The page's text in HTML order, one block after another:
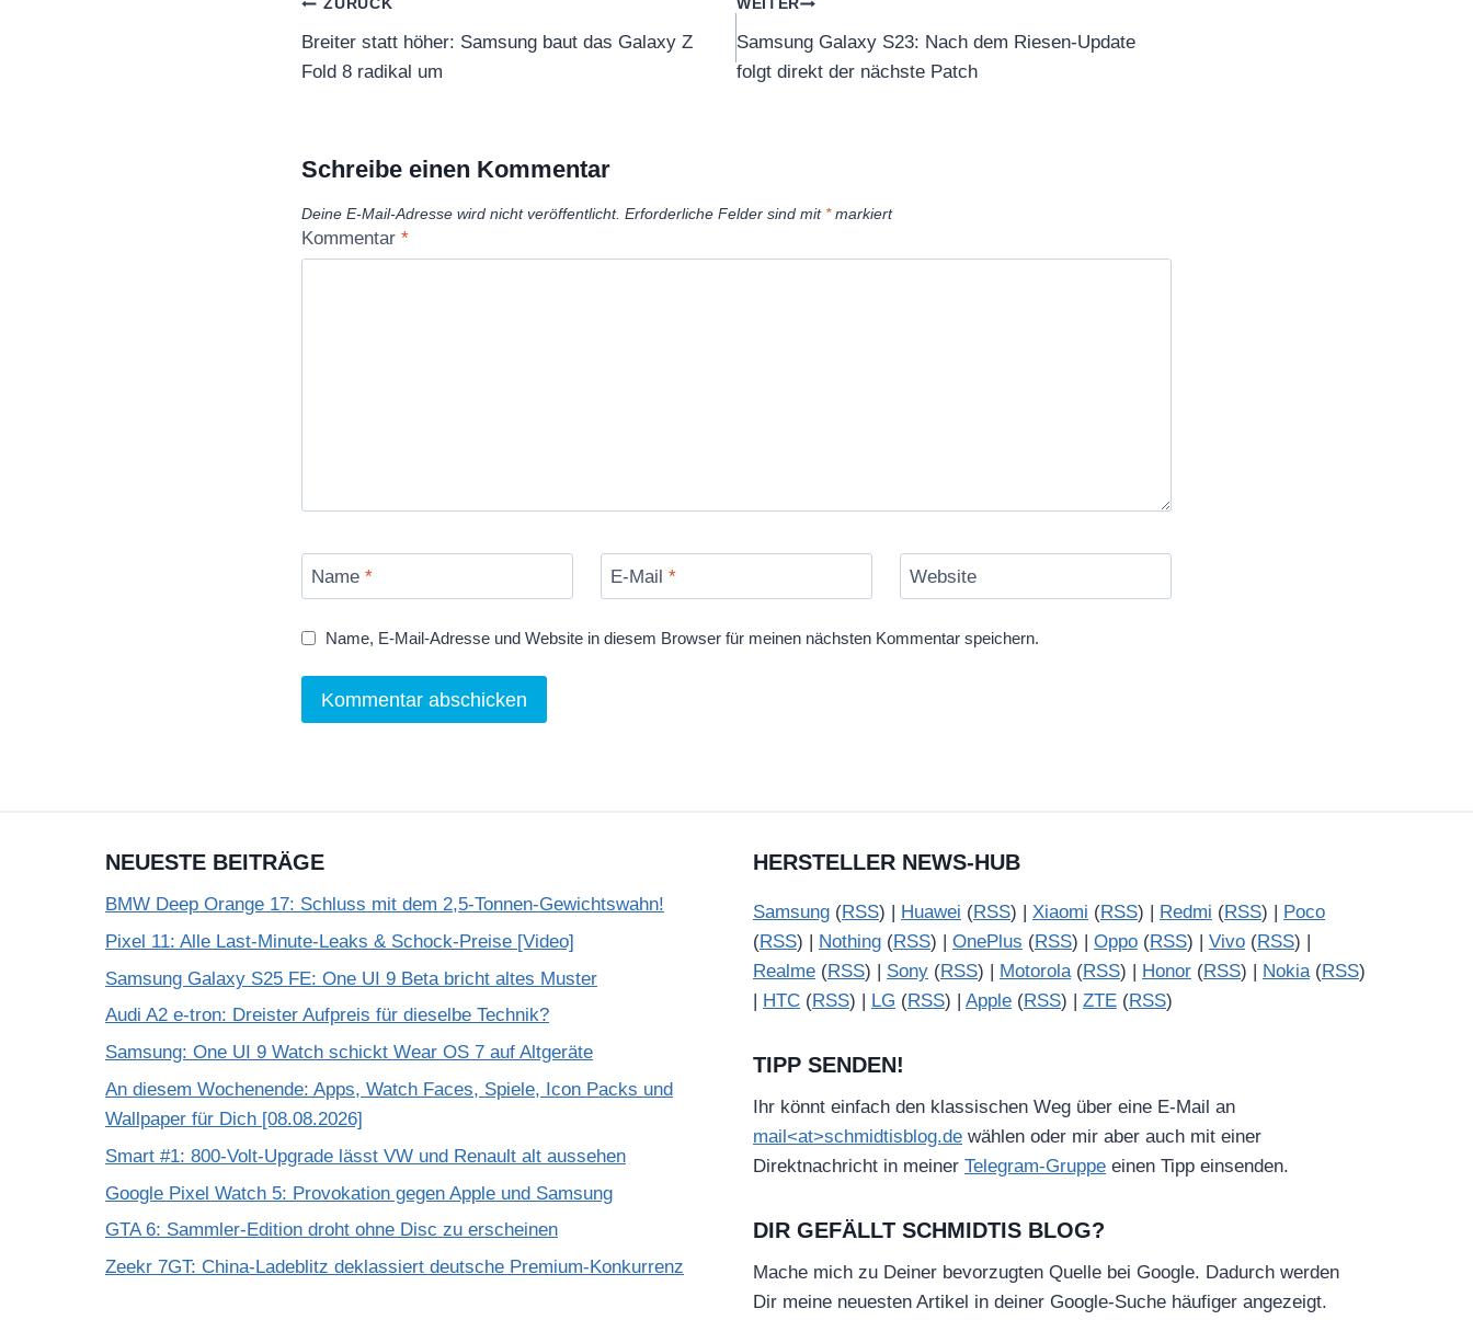
Beitragsnavigation
ZURÜCK
Breiter statt höher: Samsung baut das Galaxy Z
Fold 8 radikal um
WEITER
Samsung Galaxy S23: Nach dem Riesen-Update
folgt direkt der nächste Patch
Schreibe einen Kommentar
Deine E-Mail-Adresse wird nicht veröffentlicht. Erforderliche Felder sind mit *markiert
Kommentar *
Name * E-Mail * Website
Name, E-Mail-Adresse und Website in diesem Browser für meinen nächsten Kommentar speichern.
NEUESTE BEITRÄGE
BMW Deep Orange 17: Schluss mit dem 2,5-Tonnen-Gewichtswahn!
Pixel 11: Alle Last-Minute-Leaks & Schock-Preise [Video]
Samsung Galaxy S25 FE: One UI 9 Beta bricht altes Muster
Audi A2 e-tron: Dreister Aufpreis für dieselbe Technik?
Samsung: One UI 9 Watch schickt Wear OS 7 auf Altgeräte
An diesem Wochenende: Apps, Watch Faces, Spiele, Icon Packs und
Wallpaper für Dich [08.08.2026]
Smart #1: 800-Volt-Upgrade lässt VW und Renault alt aussehen
Google Pixel Watch 5: Provokation gegen Apple und Samsung
GTA 6: Sammler-Edition droht ohne Disc zu erscheinen
Zeekr 7GT: China-Ladeblitz deklassiert deutsche Premium-Konkurrenz
HERSTELLER NEWS-HUB
Samsung (RSS) | Huawei (RSS) | Xiaomi (RSS) | Redmi (RSS) | Poco
(RSS) | Nothing (RSS) | OnePlus (RSS) | Oppo (RSS) | Vivo (RSS) |
Realme (RSS) | Sony (RSS) | Motorola(RSS) | Honor (RSS) | Nokia(RSS)
| HTC (RSS) | LG (RSS) | Apple (RSS) | ZTE (RSS)
TIPP SENDEN!
Ihr könnt einfach den klassischen Weg über eine E-Mail an
mail<at>schmidtisblog.de wählen oder mir aber auch mit einer
Direktnachricht in meiner Telegram-Gruppe einen Tipp einsenden.
DIR GEFÄLLT SCHMIDTIS BLOG?
Mache mich zu Deiner bevorzugten Quelle bei Google. Dadurch werden
Dir meine neuesten Artikel in deiner Google-Suche häufiger angezeigt.